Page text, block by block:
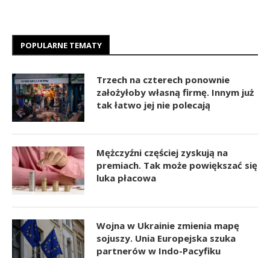
POPULARNE TEMATY
Trzech na czterech ponownie
założyłoby własną firmę. Innym już
tak łatwo jej nie polecają
Mężczyźni częściej zyskują na
premiach. Tak może powiększać się
luka płacowa
Wojna w Ukrainie zmienia mapę
sojuszy. Unia Europejska szuka
partnerów w Indo-Pacyfiku